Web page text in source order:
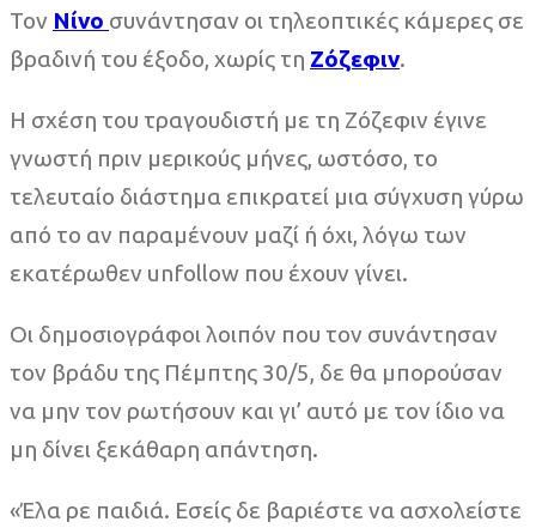
Τον Νίνο συνάντησαν οι τηλεοπτικές κάμερες σε
βραδινή του έξοδο, χωρίς τη Ζόζεφιν.
Η σχέση του τραγουδιστή με τη Ζόζεφιν έγινε
γνωστή πριν μερικούς μήνες, ωστόσο, το
τελευταίο διάστημα επικρατεί μια σύγχυση γύρω
από το αν παραμένουν μαζί ή όχι, λόγω των
εκατέρωθεν unfollow που έχουν γίνει.
Οι δημοσιογράφοι λοιπόν που τον συνάντησαν
τον βράδυ της Πέμπτης 30/5, δε θα μπορούσαν
να μην τον ρωτήσουν και γι’ αυτό με τον ίδιο να
μη δίνει ξεκάθαρη απάντηση.
«Έλα ρε παιδιά. Εσείς δε βαριέστε να ασχολείστε